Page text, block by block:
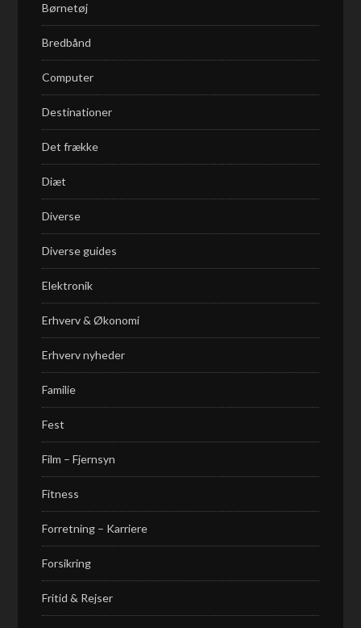
Børnetøj
Bredbånd
Computer
Destinationer
Det frække
Diæt
Diverse
Diverse guides
Elektronik
Erhverv & Økonomi
Erhverv nyheder
Familie
Fest
Film – Fjernsyn
Fitness
Forretning – Karriere
Forsikring
Fritid & Rejser